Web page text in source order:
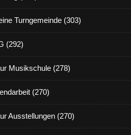
Turngemeinde (303)
(292)
Musikschule (278)
(270)
Ausstellungen (270)